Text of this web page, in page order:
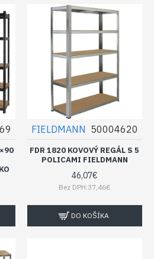
FIELDMANN 50004620
FDR 1820 KOVOVÝ REGÁL S 5
POLICAMI FIELDMANN
46,07€
Bez DPH:37,46€
DO KOŠÍKA